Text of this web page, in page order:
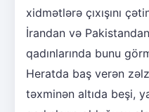
xidmətlərə çıxışını
İrandan və
qadınlarında bunu
Heratda baş verən
təxminən altıda beşi,